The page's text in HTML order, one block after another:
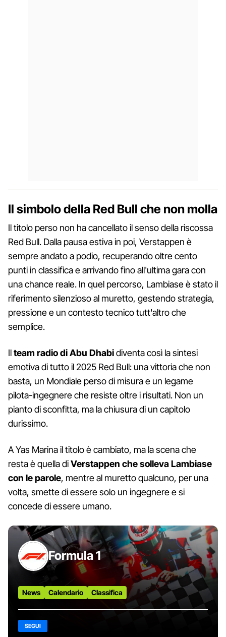
Il simbolo della Red Bull che non molla
Il titolo perso non ha cancellato il senso della riscossa
Red Bull. Dalla pausa estiva in poi, Verstappen è
sempre andato a podio, recuperando oltre cento
punti in classifica e arrivando fino all'ultima gara con
una chance reale. In quel percorso, Lambiase è stato il
riferimento silenzioso al muretto, gestendo strategia,
pressione e un contesto tecnico tutt'altro che
semplice.
Ilteam radio di Abu Dhabidiventa così la sintesi
emotiva di tutto il 2025 Red Bull: una vittoria che non
basta, un Mondiale perso di misura e un legame
pilota-ingegnere che resiste oltre i risultati. Non un
pianto di sconfitta, ma la chiusura di un capitolo
durissimo.
A Yas Marina il titolo è cambiato, ma la scena che
resta è quella diVerstappen che solleva Lambiase
con le parole, mentre al muretto qualcuno, per una
volta, smette di essere solo un ingegnere e si
concede di essere umano.
Formula 1
News Calendario Classifica
SEGUI